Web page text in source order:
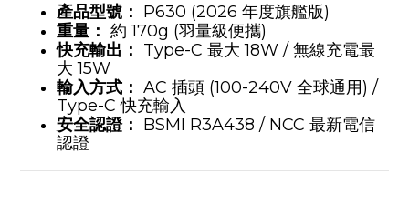
產品型號： P630 (2026 年度旗艦版)
重量： 約 170g (羽量級便攜)
快充輸出： Type-C 最大 18W / 無線充電最
大 15W
輸入方式： AC 插頭 (100-240V 全球通用) /
Type-C 快充輸入
安全認證： BSMI R3A438 / NCC 最新電信
認證